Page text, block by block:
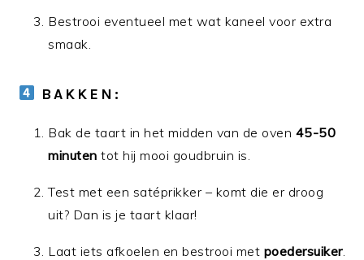
Bestrooi eventueel met wat kaneel voor extra
smaak.
BAKKEN:
Bak de taart in het midden van de oven 45-50
minuten tot hij mooi goudbruin is.
Test met een satéprikker – komt die er droog
uit? Dan is je taart klaar!
Laat iets afkoelen en bestrooi met poedersuiker.